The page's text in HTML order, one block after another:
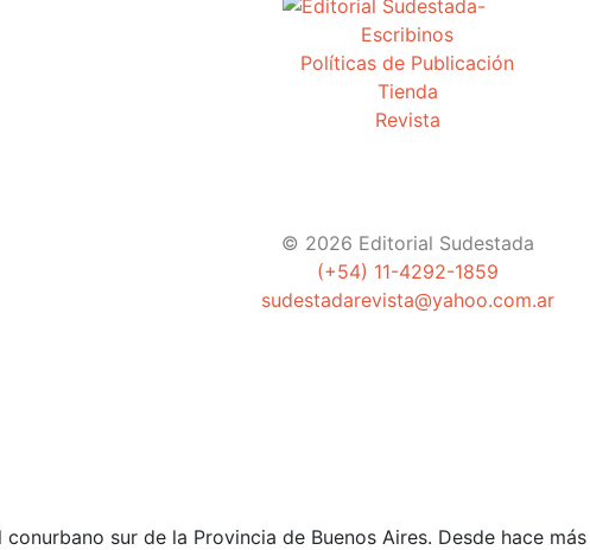
Escribinos
Políticas de Publicación
Tienda
Revista
© 2026 Editorial Sudestada
(+54) 11-4292-1859
sudestadarevista@yahoo.com.ar
sur de la Provincia de Buenos Aires. Desde hace